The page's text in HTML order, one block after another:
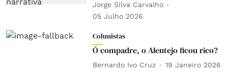
Jorge Silva Carvalho
05 Julho 2026
Colunistas
Ó compadre, o Alentejo ficou rico?
Bernardo Ivo Cruz 19 Janeiro 2026